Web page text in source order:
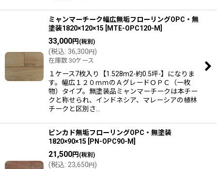
ミャンマーチーク幅広無垢フローリングOPC・無
塗装1820×120×15
MTE-OPC120-M
33,000円 (税別)
(税込: 36,300 円 )
在庫数 30ケース
１ケース7枚入り【1.528m2-約0.5坪-】になりま
す。幅広１２０ｍｍのＡグレードＯＰＣ（一枚
物）タイプ。無塗装品ミャンマーチークは本チー
クと称せられ、インドネシア、マレーシアの植林
チークと区別さ…
ピンカド無垢フローリングOPC・無塗装
1820×90×15
PN-OPC90-M
21,500円 (税別)
(税込: 23,650 円 )